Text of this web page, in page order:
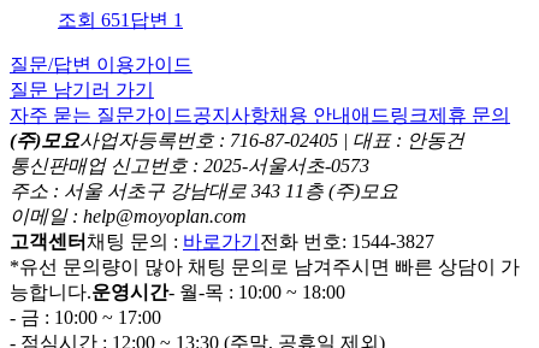
조회 651 답변 1
질문/답변 이용가이드
질문 남기러 가기
자주 묻는 질문가이드공지사항채용 안내 애드링크제휴 문의
(주)모요사업자등록번호 : 716-87-02405 | 대표 : 안동건
통신판매업 신고번호 : 2025-서울서초-0573
주소 : 서울 서초구 강남대로 343 11층 (주)모요
이메일 : help@moyoplan.com
고객센터 채팅 문의 : 바로가기 전화 번호: 1544-3827
*유선 문의량이 많아 채팅 문의로 남겨주시면 빠른 상담이 가
능합니다.운영시간- 월-목 : 10:00 ~ 18:00
- 금 : 10:00 ~ 17:00
- 점심시간 : 12:00 ~ 13:30 (주말, 공휴일 제외)